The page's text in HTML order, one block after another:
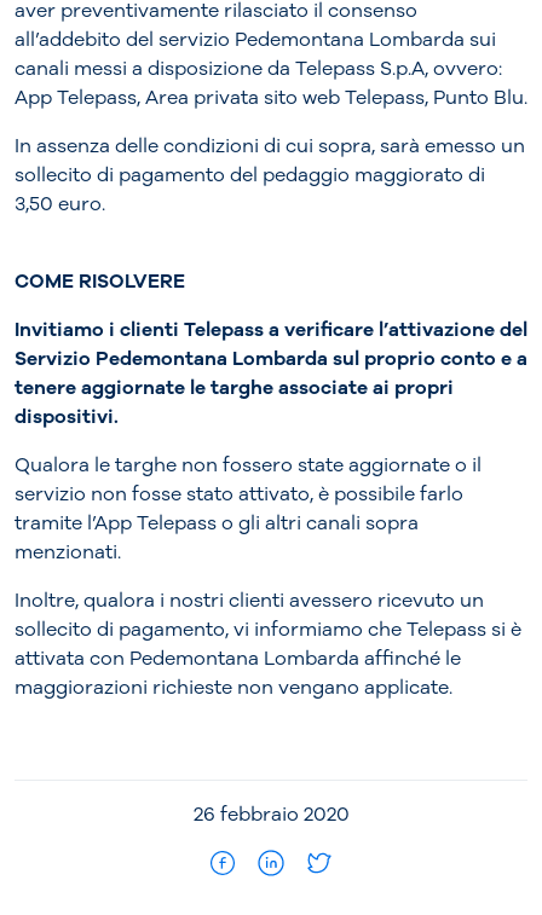
aver preventivamente rilasciato il consenso
all’addebito del servizio Pedemontana Lombarda sui
canali messi a disposizione da Telepass S.p.A, ovvero:
App Telepass, Area privata sito web Telepass, Punto Blu.
In assenza delle condizioni di cui sopra, sarà emesso un
sollecito di pagamento del pedaggio maggiorato di
3,50 euro.
COME RISOLVERE
Invitiamo i clienti Telepass a verificare l’attivazione del
Servizio Pedemontana Lombarda sul proprio conto e a
tenere aggiornate le targhe associate ai propri
dispositivi.
Qualora le targhe non fossero state aggiornate o il
servizio non fosse stato attivato, è possibile farlo
tramite l’App Telepass o gli altri canali sopra
menzionati.
Inoltre, qualora i nostri clienti avessero ricevuto un
sollecito di pagamento, vi informiamo che Telepass si è
attivata con Pedemontana Lombarda affinché le
maggiorazioni richieste non vengano applicate.
26 febbraio 2020